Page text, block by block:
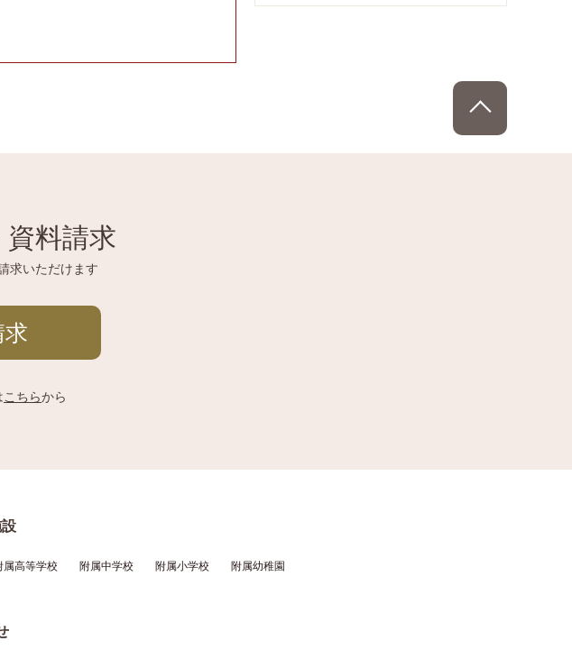
料請求
求いただけます
求
こちらから
属高等学校 附属中学校 附属小学校 附属幼稚園